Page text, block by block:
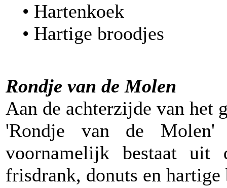
• Hartenkoek
• Hartige broodjes
Rondje van de Molen
Aan de achterzijde van het
'Rondje van de Molen'
voornamelijk bestaat uit
frisdrank, donuts en hartige